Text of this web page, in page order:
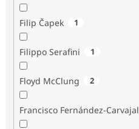
Filip Čapek 1
Filippo Serafini 1
Floyd McClung 2
Francisco Fernández-Carvajal